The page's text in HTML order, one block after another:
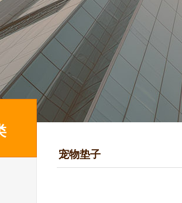
宠物垫子